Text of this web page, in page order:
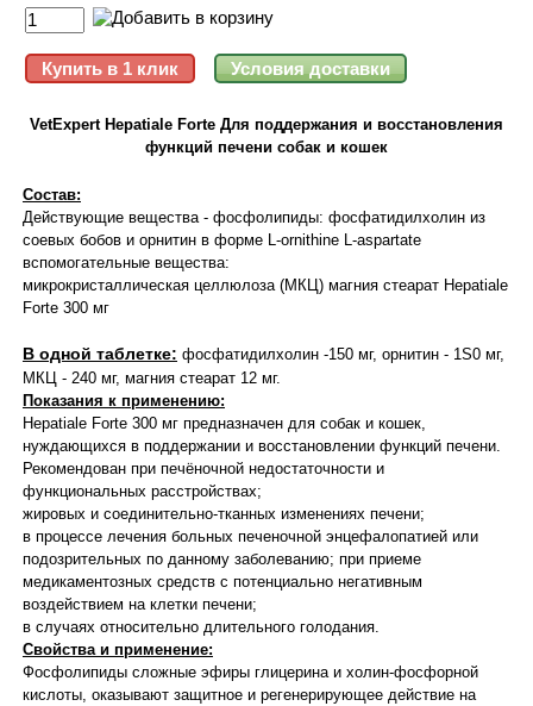
VetExpert Hepatiale Forte Для поддержания и восстановления
функций печени собак и кошек
Состав:
Действующие вещества - фосфолипиды: фосфатидилхолин из
соевых бобов и орнитин в форме L-ornithine L-aspartate
вспомогательные вещества:
микрокристаллическая целлюлоза (МКЦ) магния стеарат Hepatiale
Forte 300 мг
В одной таблетке: фосфатидилхолин -150 мг, орнитин - 1S0 мг,
МКЦ - 240 мг, магния стеарат 12 мг.
Показания к применению:
Hepatiale Forte 300 мг предназначен для собак и кошек,
нуждающихся в поддержании и восстановлении функций печени.
Рекомендован при печёночной недостаточности и
функциональных расстройствах;
жировых и соединительно-тканных изменениях печени;
в процессе лечения больных печеночной энцефалопатией или
подозрительных по данному заболеванию; при приеме
медикаментозных средств с потенциально негативным
воздействием на клетки печени;
в случаях относительно длительного голодания.
Свойства и применение:
Фосфолипиды сложные эфиры глицерина и холин-фосфорной
кислоты, оказывают защитное и регенерирующее действие на